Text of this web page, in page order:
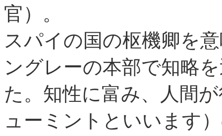
官）。
スパイの国の枢機卿を
ングレーの本部で知略
た。知性に富み、人間
ューミントといいます